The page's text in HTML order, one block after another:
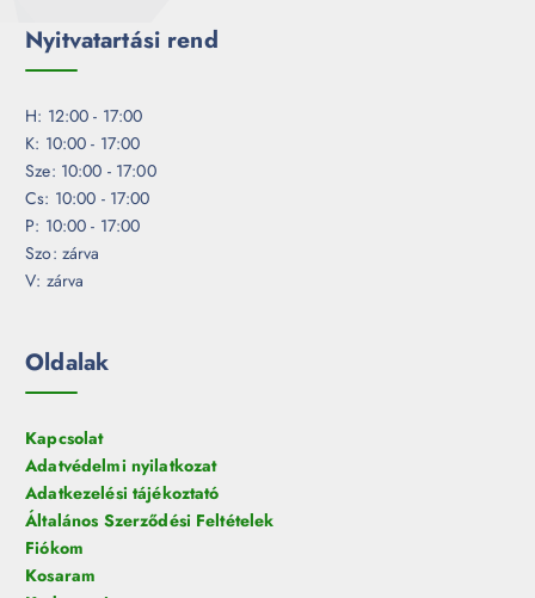
Nyitvatartási rend
H: 12:00 - 17:00
K: 10:00 - 17:00
Sze: 10:00 - 17:00
Cs: 10:00 - 17:00
P: 10:00 - 17:00
Szo: zárva
V: zárva
Oldalak
Kapcsolat
Adatvédelmi nyilatkozat
Adatkezelési tájékoztató
Általános Szerződési Feltételek
Fiókom
Kosaram